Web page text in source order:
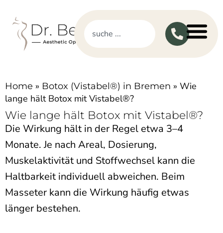
Home » Botox (Vistabel®) in Bremen » Wie
lange hält Botox mit Vistabel®?
Wie lange hält Botox mit Vistabel®?
Die Wirkung hält in der Regel etwa 3–4
Monate. Je nach Areal, Dosierung,
Muskelaktivität und Stoffwechsel kann die
Haltbarkeit individuell abweichen. Beim
Masseter kann die Wirkung häufig etwas
länger bestehen.